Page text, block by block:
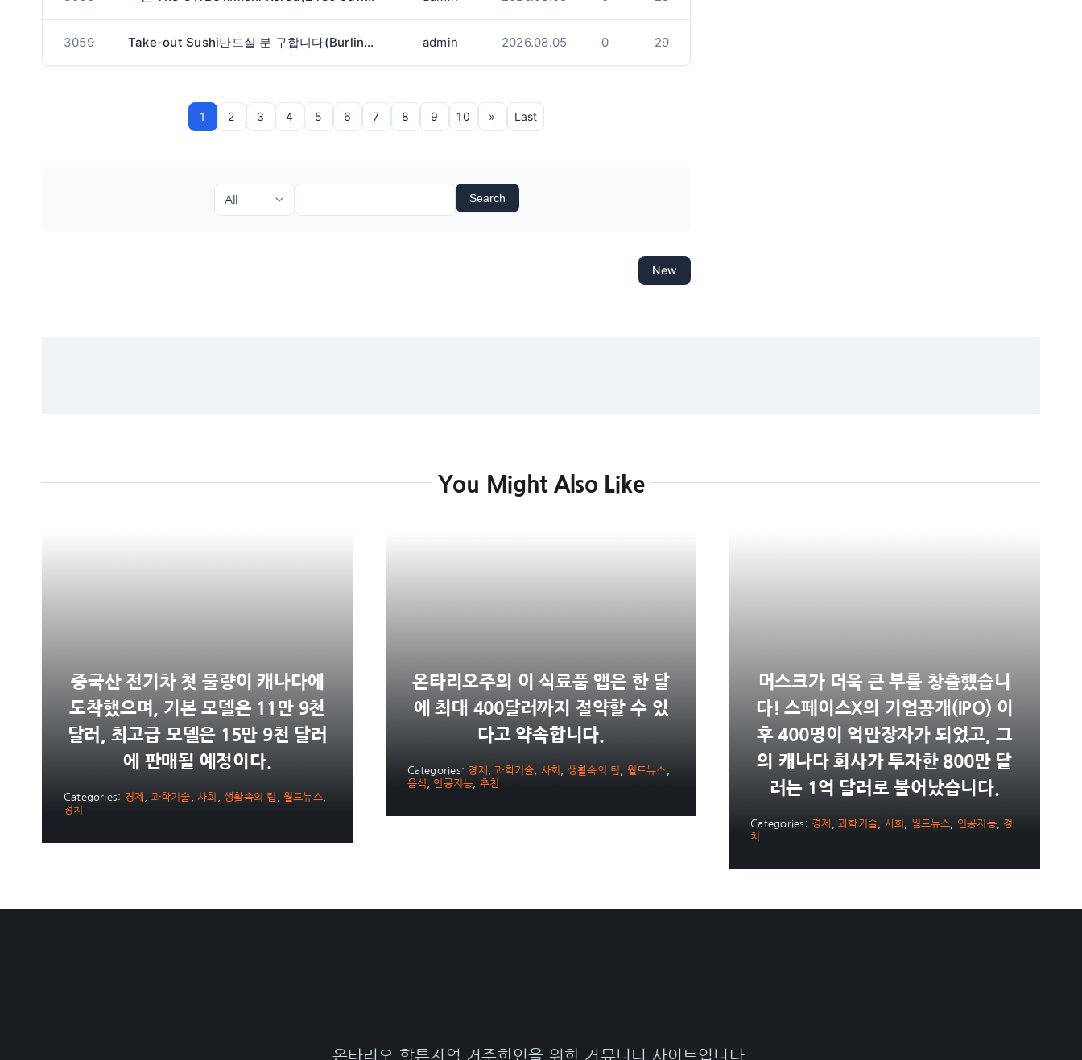
3059 Take-out Sushi만드실 분 구합니다(Burlington) admin 2026.08.05 0 29
1 2 3 4 5 6 7 8 9 10 » Last
Search
New
You Might Also Like
중국산 전기차 첫 물량이 캐나다에
도착했으며, 기본 모델은 11만 9천
달러, 최고급 모델은 15만 9천 달러
에 판매될 예정이다.
Categories: 경제 과학기술 ,사회 ,생활속의 팁 ,월드뉴스,
정치
온타리오주의 이 식료품 앱은 한 달
에 최대 400달러까지 절약할 수 있
다고 약속합니다.
Categories: 경제 ,과학기술 사회 생활속의 팁 월드뉴스
음식
인공지능 추천
머스크가 더욱 큰 부를 창출했습니
다! 스페이스X의 기업공개(IPO) 이
후 400명이 억만장자가 되었고, 그
의 캐나다 회사가 투자한 800만 달
러는 1억 달러로 불어났습니다.
Categories: 경제 ,과학기술 사회 월드뉴스 인공지능, 정
치
온타리오 할튼지역 거주한인을 위한 커뮤니티 사이트입니다.